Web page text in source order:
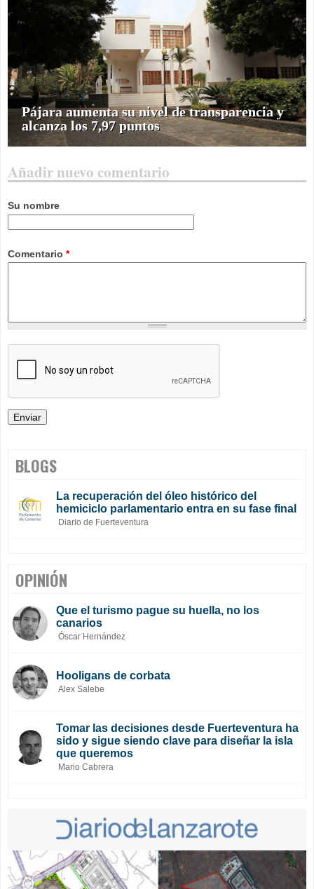
Pájara aumenta su nivel de transparencia y
alcanza los 7,97 puntos
Añadir nuevo comentario
Su nombre
Comentario *
BLOGS
La recuperación del óleo histórico del
hemiciclo parlamentario entra en su fase final
Diario de Fuerteventura
OPINIÓN
Que el turismo pague su huella, no los
canarios
Óscar Hernández
Hooligans de corbata
Alex Salebe
Tomar las decisiones desde Fuerteventura ha
sido y sigue siendo clave para diseñar la isla
que queremos
Mario Cabrera